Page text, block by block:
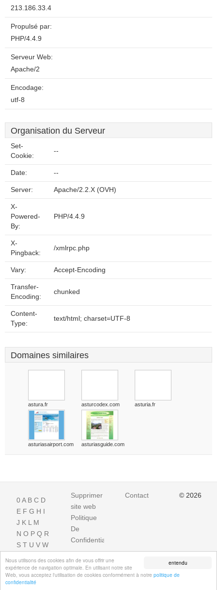
entendu
Nous utilisons des cookies afin de vous offrir une
expérience de navigation optimale. En utilisant notre site
Web, vous acceptez l'utilisation de cookies conformément à notre politique de
confidentialité
213.186.33.4
Propulsé par:
PHP/4.4.9
Serveur Web:
Apache/2
Encodage:
utf-8
Organisation du Serveur
Set-
Cookie:
--
Date: --
Server: Apache/2.2.X (OVH)
X-
Powered-
By:
PHP/4.4.9
X-
Pingback:
/xmlrpc.php
Vary: Accept-Encoding
Transfer-
Encoding:
chunked
Content-
Type:
text/html; charset=UTF-8
Domaines similaires
astura.fr asturcodex.com asturia.fr
asturiasairport.com asturiasguide.com
0A B C D
E F G H I
J K L M
N O P Q R
S T U V W
Supprimer
site web
Politique
De
Confidentialite
Contact © 2026